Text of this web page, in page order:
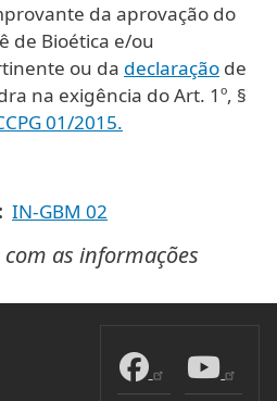
da aprovação do
de Bioética e/ou
ou da declaração de
na exigência do Art. 1º, §
01/2015.
: IN-GBM 02
as informações